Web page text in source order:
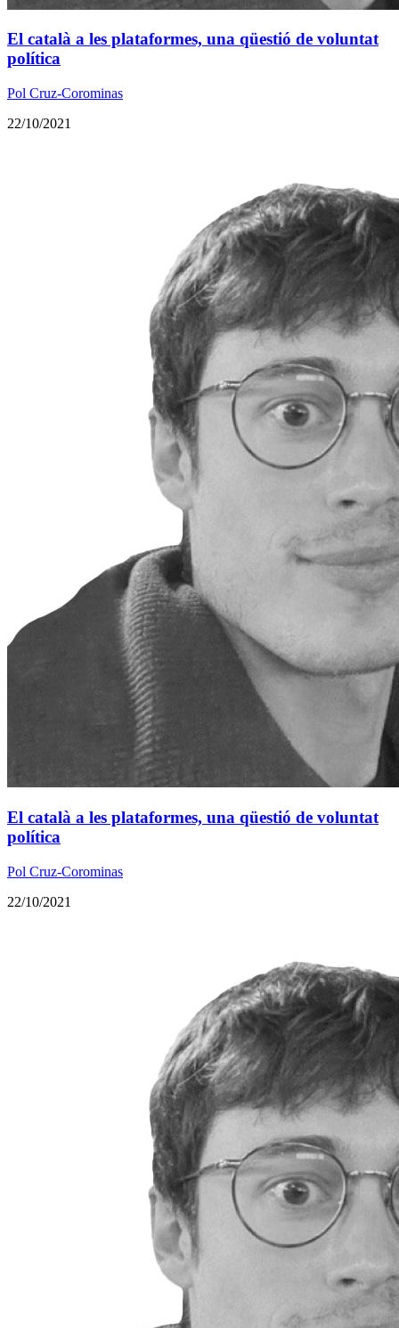
El català a les plataformes, una qüestió de voluntat
política
Pol Cruz-Corominas
22/10/2021
El català a les plataformes, una qüestió de voluntat
política
Pol Cruz-Corominas
22/10/2021